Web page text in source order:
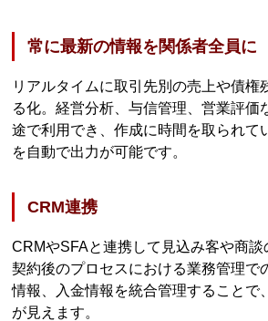
常に最新の情報を関係者全員に
リアルタイムに取引先別の売上や債権
る化。経営分析、与信管理、営業評価
途で利用でき、作成に時間を取られて
を自動で出力が可能です。
CRM連携
CRMやSFAと連携して見込み客や商談
契約後のプロセスにおける業務管理で
情報、入金情報を統合管理することで
が見えます。